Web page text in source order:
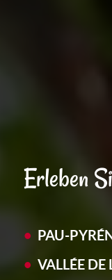
Erleben
PAU-
VALLÉE